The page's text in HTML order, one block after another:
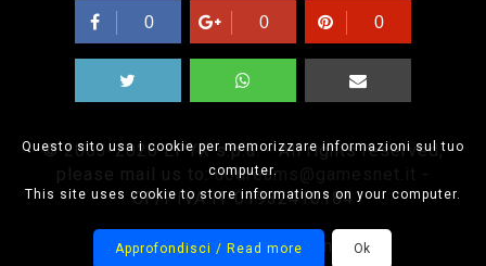
Questo sito usa i cookie per memorizzare informazioni sul tuo
computer.
This site uses cookie to store informations on your computer.
Approfondisci / Read more Ok
0 0 0
© 2003-2026 EPYX s.p.a. - All rights reserved,
please mail us to:uodreams@gamesnet.it
-
CF/PIVA IT-01932410184
Designed by Onision